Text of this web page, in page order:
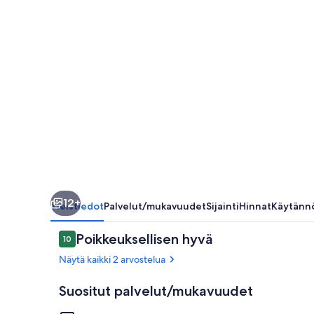
12+
YleistiedotPalvelut/mukavuudetSijaintiHinnat
Arvostelut
1010 kautta 10.
Poikkeuksellisen hyvä
Näytä kaikki 2 arvostelua
Suositut palvelut/mukavuudet